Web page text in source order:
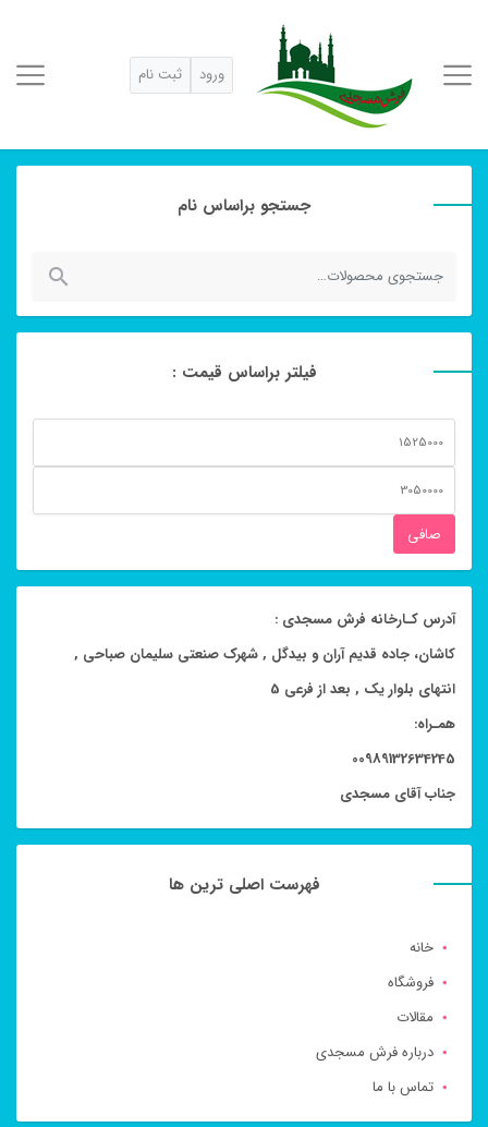
ورود ثبت نام
جستجو براساس نام
جستجو
فیلتر براساس قیمت :
قیمت
قيمت
صافی
آدرس کـارخانه فرش مسجدی :
کاشان، جاده قدیم آران و بیدگل , شهرک صنعتی سلیمان صباحی ,
انتهای بلوار یک , بعد از فرعی 5
همـراه:
00989132634245
جناب آقای مسجدی
فهرست اصلی ترین ها
خانه
فروشگاه
مقالات
درباره فرش مسجدی
تماس با ما